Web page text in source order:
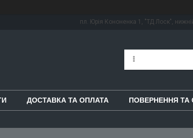
пл. Юрія Кононенка 1, "ТД Лоск",
ДОСТАВКА ТА ОПЛАТА ПОВЕРНЕННЯ ТА